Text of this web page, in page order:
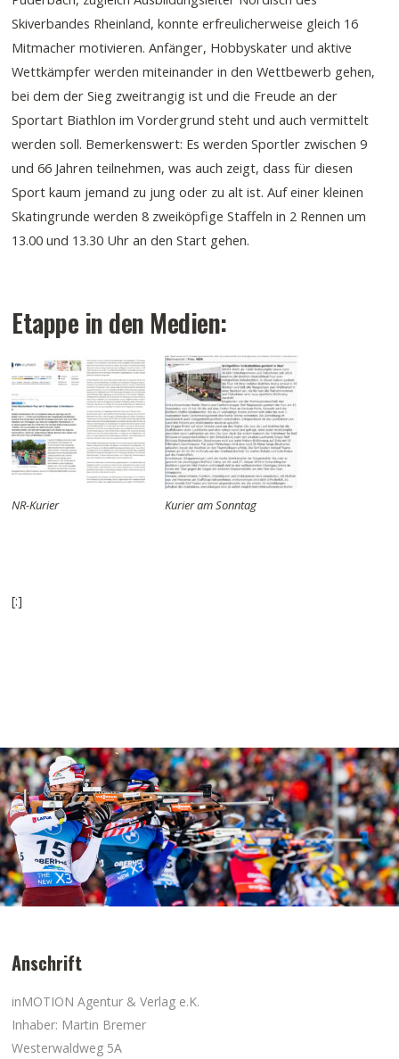
Skiverbandes Rheinland, konnte erfreulicherweise gleich 16
Mitmacher motivieren. Anfänger, Hobbyskater und aktive
Wettkämpfer werden miteinander in den Wettbewerb gehen,
bei dem der Sieg zweitrangig ist und die Freude an der
Sportart Biathlon im Vordergrund steht und auch vermittelt
werden soll. Bemerkenswert: Es werden Sportler zwischen 9
und 66 Jahren teilnehmen, was auch zeigt, dass für diesen
Sport kaum jemand zu jung oder zu alt ist. Auf einer kleinen
Skatingrunde werden 8 zweiköpfige Staffeln in 2 Rennen um
13.00 und 13.30 Uhr an den Start gehen.
Etappe in den Medien:
NR-Kurier Kurier am Sonntag
[:]
Anschrift
inMOTION Agentur & Verlag e.K.
Inhaber: Martin Bremer
Westerwaldweg 5A